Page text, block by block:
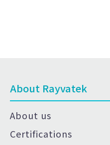
About Rayvatek
About us
Certifications